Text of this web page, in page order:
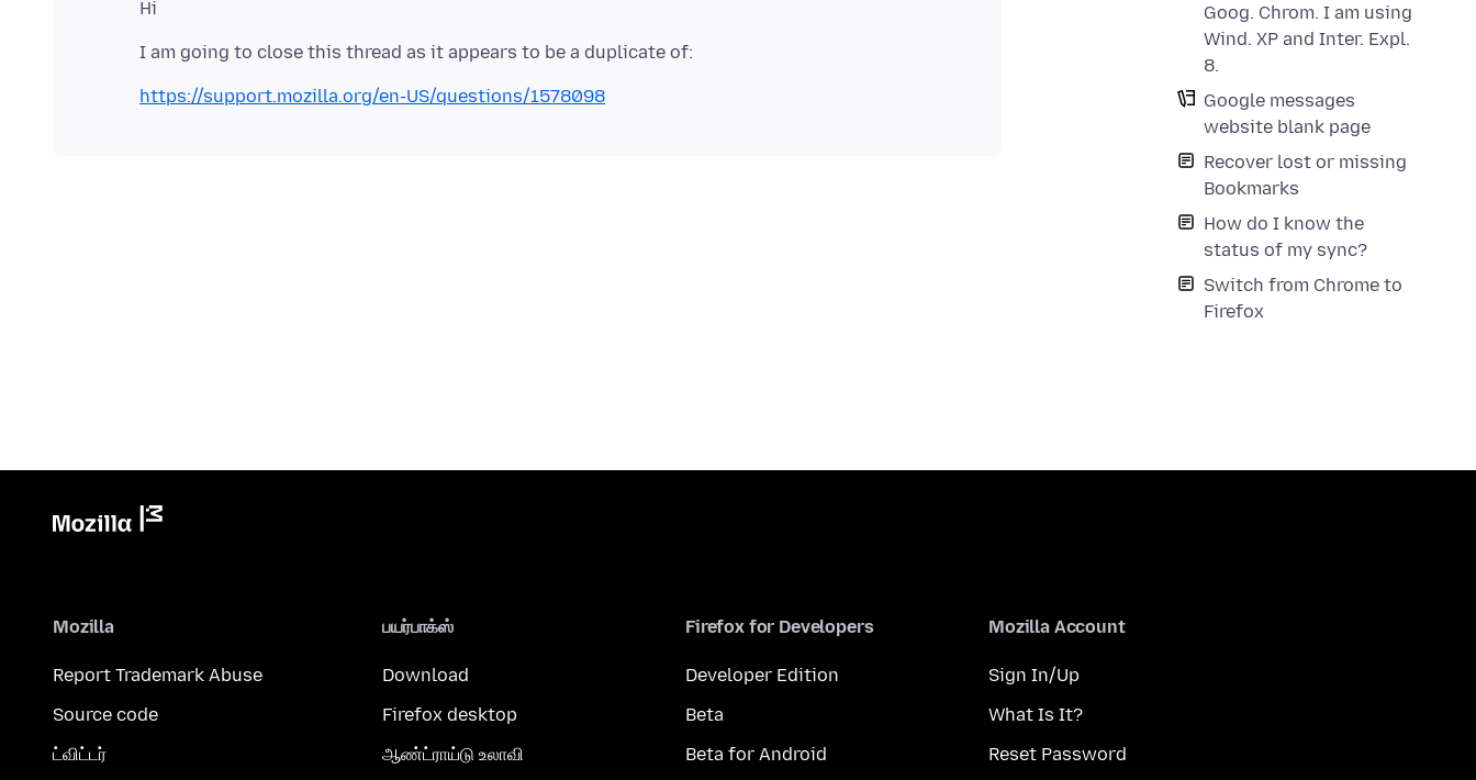
Goog. Chrom. I am using
Wind. XP and Inter. Expl.
8.
Google messages
website blank page
Recover lost or missing
Bookmarks
How do I know the
status of my sync?
Switch from Chrome to
Firefox
https://support.mozilla.org/en-US/questions/1578098
Mozilla
Report Trademark Abuse
Source code
ட்விட்டர்
பயர்பாக்ஸ்
Download
Firefox desktop
ஆண்ட்ராய்டு உலாவி
Firefox for Developers
Developer Edition
Beta
Beta for Android
Mozilla Account
Sign In/Up
What Is It?
Reset Password